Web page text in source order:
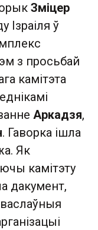
Зміцер
Ізраіля ў
з просьбай
камітэта
Аркадзя,
. Гаворка ішла
Як
камітэту
дакумент,